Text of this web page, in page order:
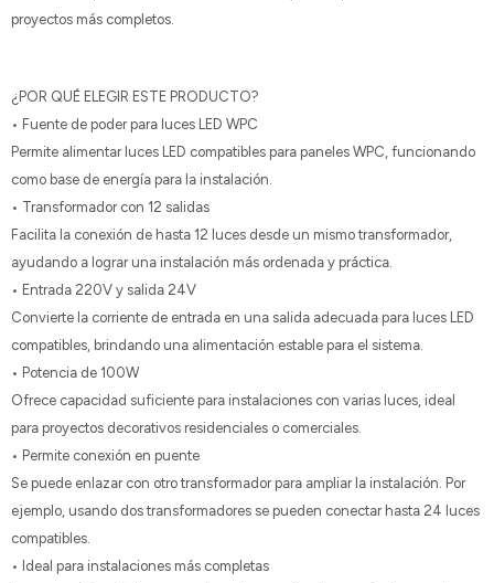
proyectos más completos.
¿POR QUÉ ELEGIR ESTE PRODUCTO?
• Fuente de poder para luces LED WPC
Permite alimentar luces LED compatibles para paneles WPC, funcionando
como base de energía para la instalación.
• Transformador con 12 salidas
Facilita la conexión de hasta 12 luces desde un mismo transformador,
ayudando a lograr una instalación más ordenada y práctica.
• Entrada 220V y salida 24V
Convierte la corriente de entrada en una salida adecuada para luces LED
compatibles, brindando una alimentación estable para el sistema.
• Potencia de 100W
Ofrece capacidad suficiente para instalaciones con varias luces, ideal
para proyectos decorativos residenciales o comerciales.
• Permite conexión en puente
Se puede enlazar con otro transformador para ampliar la instalación. Por
ejemplo, usando dos transformadores se pueden conectar hasta 24 luces
compatibles.
• Ideal para instalaciones más completas